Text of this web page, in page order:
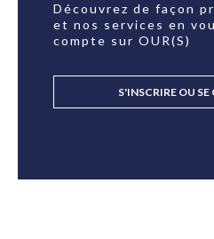
Découvrez de façon
et nos services en
compte sur OUR(S)
S'INSCRIRE OU